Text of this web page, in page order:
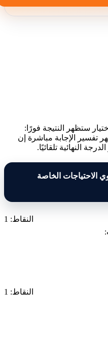
ستظهر النتيجة فورًا:
تفسير الإجابة مباشرة إن
النهائية تلقائيًا.
الاحتياجات الخاصة
النقاط: 1
النقاط: 1